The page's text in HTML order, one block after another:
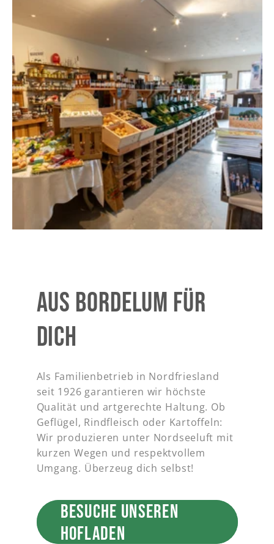
AUS BORDELUM FÜR
DICH
Als Familienbetrieb in Nordfriesland
seit 1926 garantieren wir höchste
Qualität und artgerechte Haltung. Ob
Geflügel, Rindfleisch oder Kartoffeln:
Wir produzieren unter Nordseeluft mit
kurzen Wegen und respektvollem
Umgang. Überzeug dich selbst!
BESUCHE UNSEREN
HOFLADEN